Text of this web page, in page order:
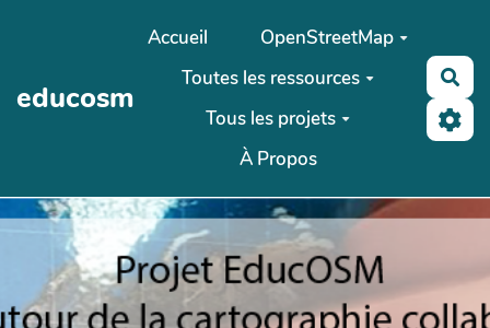
Aller au contenu principal
educosm
Accueil
OpenStreetMap
Toutes les ressources
Tous les projets
À Propos